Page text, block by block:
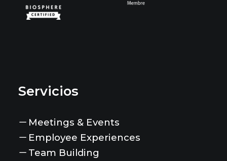
Servicios
Meetings & Events
Employee Experiences
Team Building